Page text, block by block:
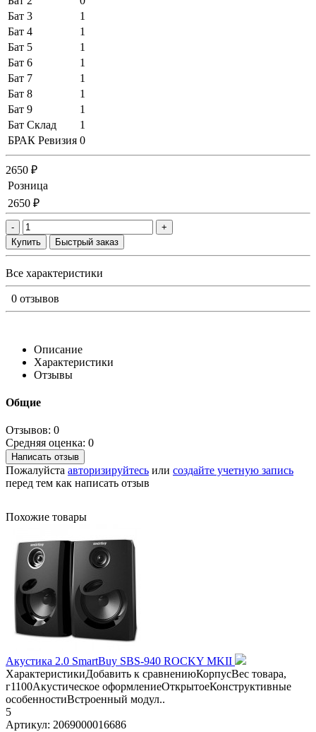
Бат 3
1
Бат 4
1
Бат 5
1
Бат 6
1
Бат 7
1
Бат 8
1
Бат 9
1
Бат Склад
1
БРАК Ревизия 0
2650 ₽
Розница
2650 ₽
-
+
Купить
Быстрый заказ
Все характеристики
0 отзывов
Описание
Характеристики
Отзывы
Общие
Отзывов: 0
Средняя оценка: 0
Написать отзыв
Пожалуйста авторизируйтесь или создайте учетную запись
перед тем как написать отзыв
Похожие товары
Акустика 2.0 SmartBuy SBS-940 ROCKY MKII
ХарактеристикиДобавить к сравнениюКорпусВес товара,
г1100Акустическое оформлениеОткрытоеКонструктивные
особенностиВстроенный модул..
5
Артикул: 2069000016686